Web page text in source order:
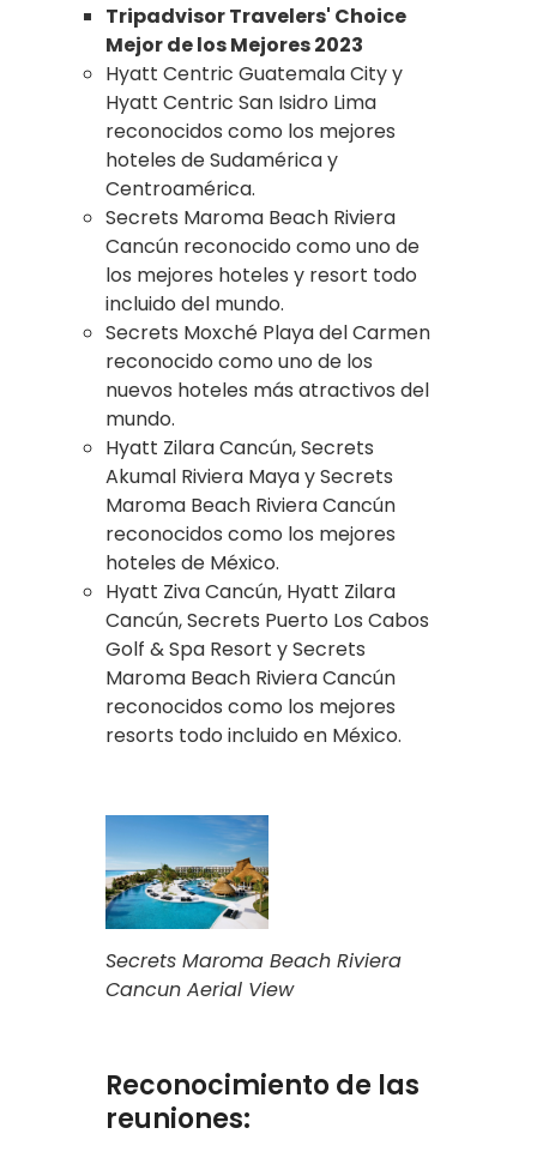
Tripadvisor Travelers' Choice
Mejor de los Mejores 2023
Hyatt Centric Guatemala City y
Hyatt Centric San Isidro Lima
reconocidos como los mejores
hoteles de Sudamérica y
Centroamérica.
Secrets Maroma Beach Riviera
Cancún reconocido como uno de
los mejores hoteles y resort todo
incluido del mundo.
Secrets Moxché Playa del Carmen
reconocido como uno de los
nuevos hoteles más atractivos del
mundo.
Hyatt Zilara Cancún, Secrets
Akumal Riviera Maya y Secrets
Maroma Beach Riviera Cancún
reconocidos como los mejores
hoteles de México.
Hyatt Ziva Cancún, Hyatt Zilara
Cancún, Secrets Puerto Los Cabos
Golf & Spa Resort y Secrets
Maroma Beach Riviera Cancún
reconocidos como los mejores
resorts todo incluido en México.
Secrets Maroma Beach Riviera
Cancun Aerial View
Reconocimiento de las
reuniones: